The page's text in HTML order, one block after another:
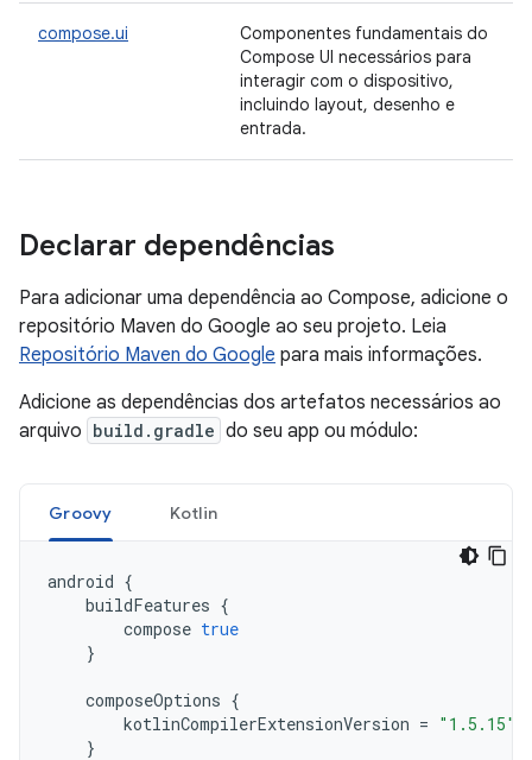
compose.ui
Componentes fundamentais do
Compose UI necessários para
interagir com o dispositivo,
incluindo layout, desenho e
entrada.
Declarar dependências
Para adicionar uma dependência ao Compose, adicione o
repositório Maven do Google ao seu projeto. Leia
Repositório Maven do Google para mais informações.
Adicione as dependências dos artefatos necessários ao
arquivo build.gradle do seu app ou módulo:
Groovy Kotlin
android {
buildFeatures {
compose true
}
composeOptions {
kotlinCompilerExtensionVersion = "1.5.15"
}